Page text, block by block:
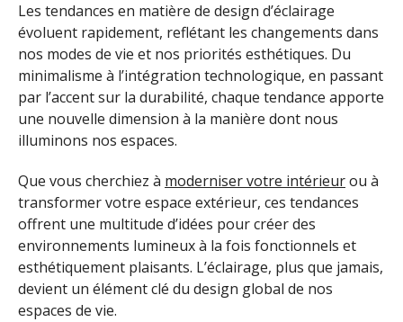
Les tendances en matière de design d’éclairage
évoluent rapidement, reflétant les changements dans
nos modes de vie et nos priorités esthétiques. Du
minimalisme à l’intégration technologique, en passant
par l’accent sur la durabilité, chaque tendance apporte
une nouvelle dimension à la manière dont nous
illuminons nos espaces.
Que vous cherchiez à moderniser votre intérieurou à
transformer votre espace extérieur, ces tendances
offrent une multitude d’idées pour créer des
environnements lumineux à la fois fonctionnels et
esthétiquement plaisants. L’éclairage, plus que jamais,
devient un élément clé du design global de nos
espaces de vie.